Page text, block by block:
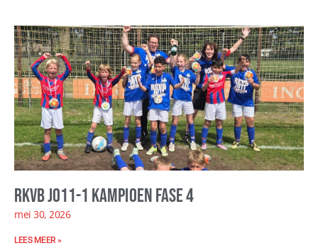
RKVB JO11-1 kampioen fase 4
mei 30, 2026
LEES MEER »